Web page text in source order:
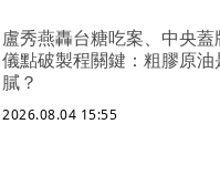
盧秀燕轟台糖吃案、中央
儀點破製程關鍵：粗膠原油
膩？
2026.08.04 15:55